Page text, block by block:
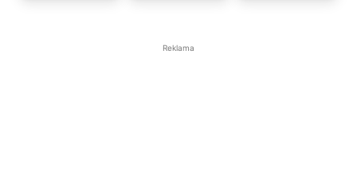
Reklama